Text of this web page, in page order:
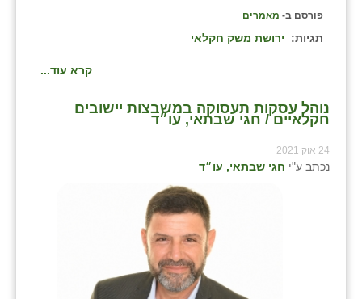
פורסם ב- מאמרים
תגיות: ירושת משק חקלאי
קרא עוד...
נוהל עסקות תעסוקה במשבצות יישובים
חקלאיים / חגי שבתאי, עו״ד
24 אוק 2021
נכתב ע"י חגי שבתאי, עו״ד